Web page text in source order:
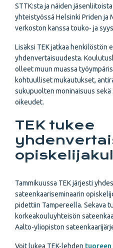
STTK:sta ja näiden
yhteistyössä Helsinki Priden ja
verkoston kanssa touko- ja
Lisäksi TEK jatkaa henkilöstön
yhdenvertaisuudesta.
olleet muun muassa
kohtuulliset mukautukset,
sukupuolten moninaisuus
oikeudet.
TEK tukee
Tammikuussa TEK järjesti
sateenkaariseminaarin
pidettiin Tampereella. Sekava
korkeakouluyhteisön
Aalto-yliopiston
Voit lukea TEK-lehden tuoreen